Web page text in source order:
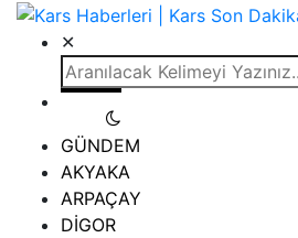
✕
GÜNDEM
AKYAKA
ARPAÇAY
DİGOR